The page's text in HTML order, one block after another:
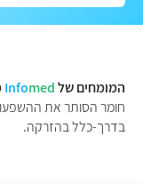
המומחים של Infomed
חומר הסותר את
בדרך-כלל בהזרקה.